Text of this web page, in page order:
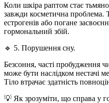
Коли шкіра раптом стає
завжди косметична проблема.
естрогенів або погане
гормональний збій.
🔹 5. Порушення сну.
Безсоння, часті пробудження
може бути наслідком нестачі
Тіло втрачає здатність
💡 Як зрозуміти, що справа у